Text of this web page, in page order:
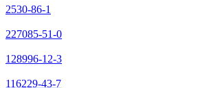
2530-86-1
227085-51-0
128996-12-3
116229-43-7